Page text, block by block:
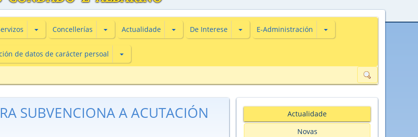
de Información turìstica
Subsecciones de Servizos
Concellerías Subsecciones de Concellerías
Actualidade Subsecciones de Actualidade
De Interese Subsecciones de De Interese
E-Administración Subsecciones de E-
de datos de carácter persoal Subsecciones de Protección de datos de carácter persoal
SUBVENCIONA A ACUTACIÓN
Actualidade
Novas